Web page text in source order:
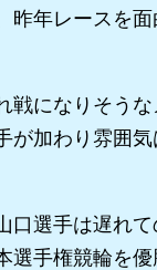
昨年レースを
になりそうな
が加わり雰囲気
選手は遅れて
選手権競輪を